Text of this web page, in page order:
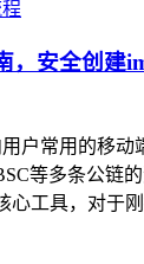
，安全创建
用户常用的移
等多条公链
心工具，对于